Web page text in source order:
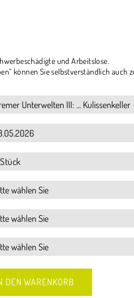
und Arbeitslose.
können Sie selbstverständlich auch